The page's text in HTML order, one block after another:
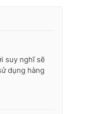
suy nghĩ sẽ
dụng hàng